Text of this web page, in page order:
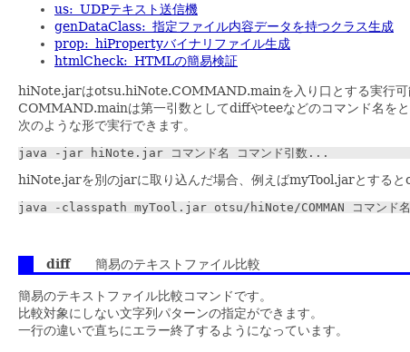
us: UDPテキスト送信機
genDataClass: 指定ファイル内容データを持つクラス生成
prop: hiPropertyバイナリファイル生成
htmlCheck: HTMLの簡易検証
hiNote.jarはotsu.hiNote.COMMAND.mainを入り口とする実行可
COMMAND.mainは第一引数としてdiffやteeなどのコマンド名をと
次のような形で実行できます。
hiNote.jarを別のjarに取り込んだ場合、例えばmyTool.jarとする
diff簡易のテキストファイル比較
簡易のテキストファイル比較コマンドです。
比較対象にしない文字列パターンの指定ができます。
一行の違いで直ちにエラー終了するようになっています。